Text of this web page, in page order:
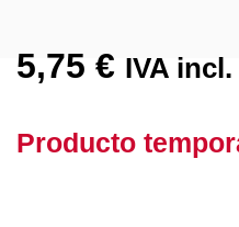
5,75 € IVA incl.
Producto